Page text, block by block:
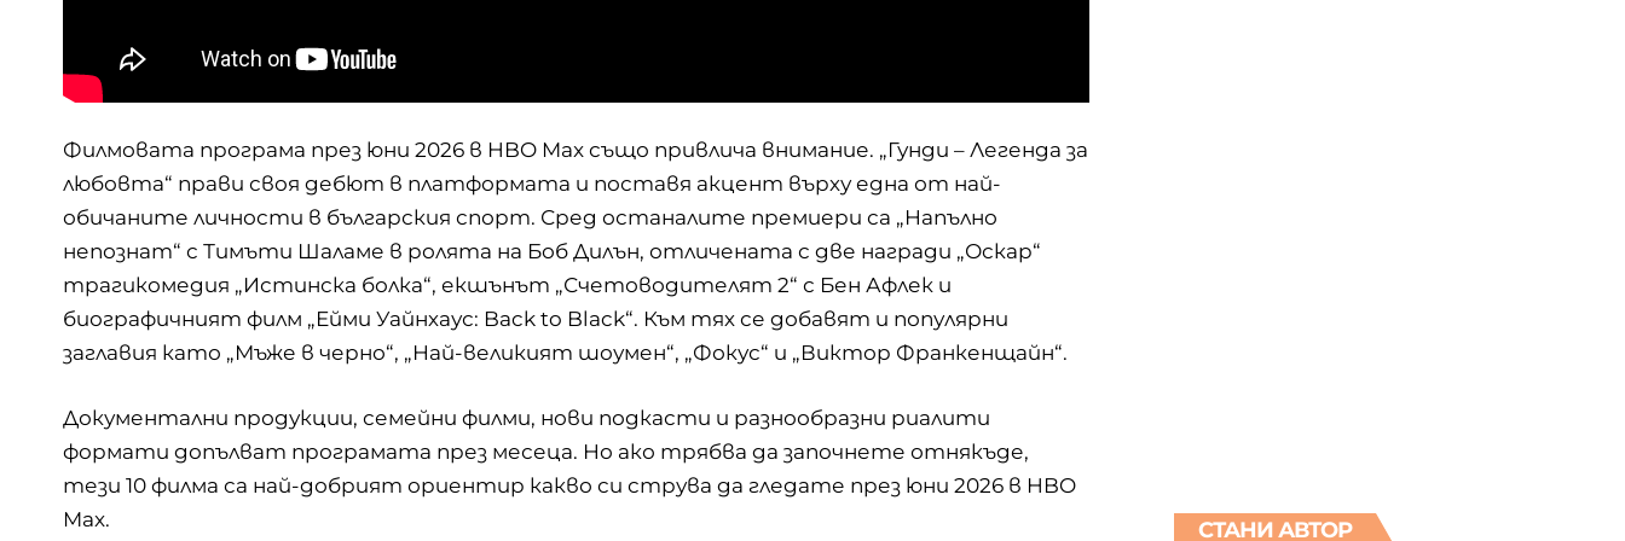
Филмовата програма през юни 2026 в HBO Max също привлича внимание. „Гунди – Легенда за
любовта“ прави своя дебют в платформата и поставя акцент върху една от най-
обичаните личности в българския спорт. Сред останалите премиери са „Напълно
непознат“ с Тимъти Шаламе в ролята на Боб Дилън, отличената с две награди „Оскар“
трагикомедия „Истинска болка“, екшънът „Счетоводителят 2“ с Бен Афлек и
биографичният филм „Ейми Уайнхаус: Back to Black“. Към тях се добавят и популярни
заглавия като „Мъже в черно“, „Най-великият шоумен“, „Фокус“ и „Виктор Франкенщайн“.
Документални продукции, семейни филми, нови подкасти и разнообразни риалити
формати допълват програмата през месеца. Но ако трябва да започнете отнякъде,
тези 10 филма са най-добрият ориентир какво си струва да гледате през юни 2026 в HBO
Max.
СТАНИ АВТОР